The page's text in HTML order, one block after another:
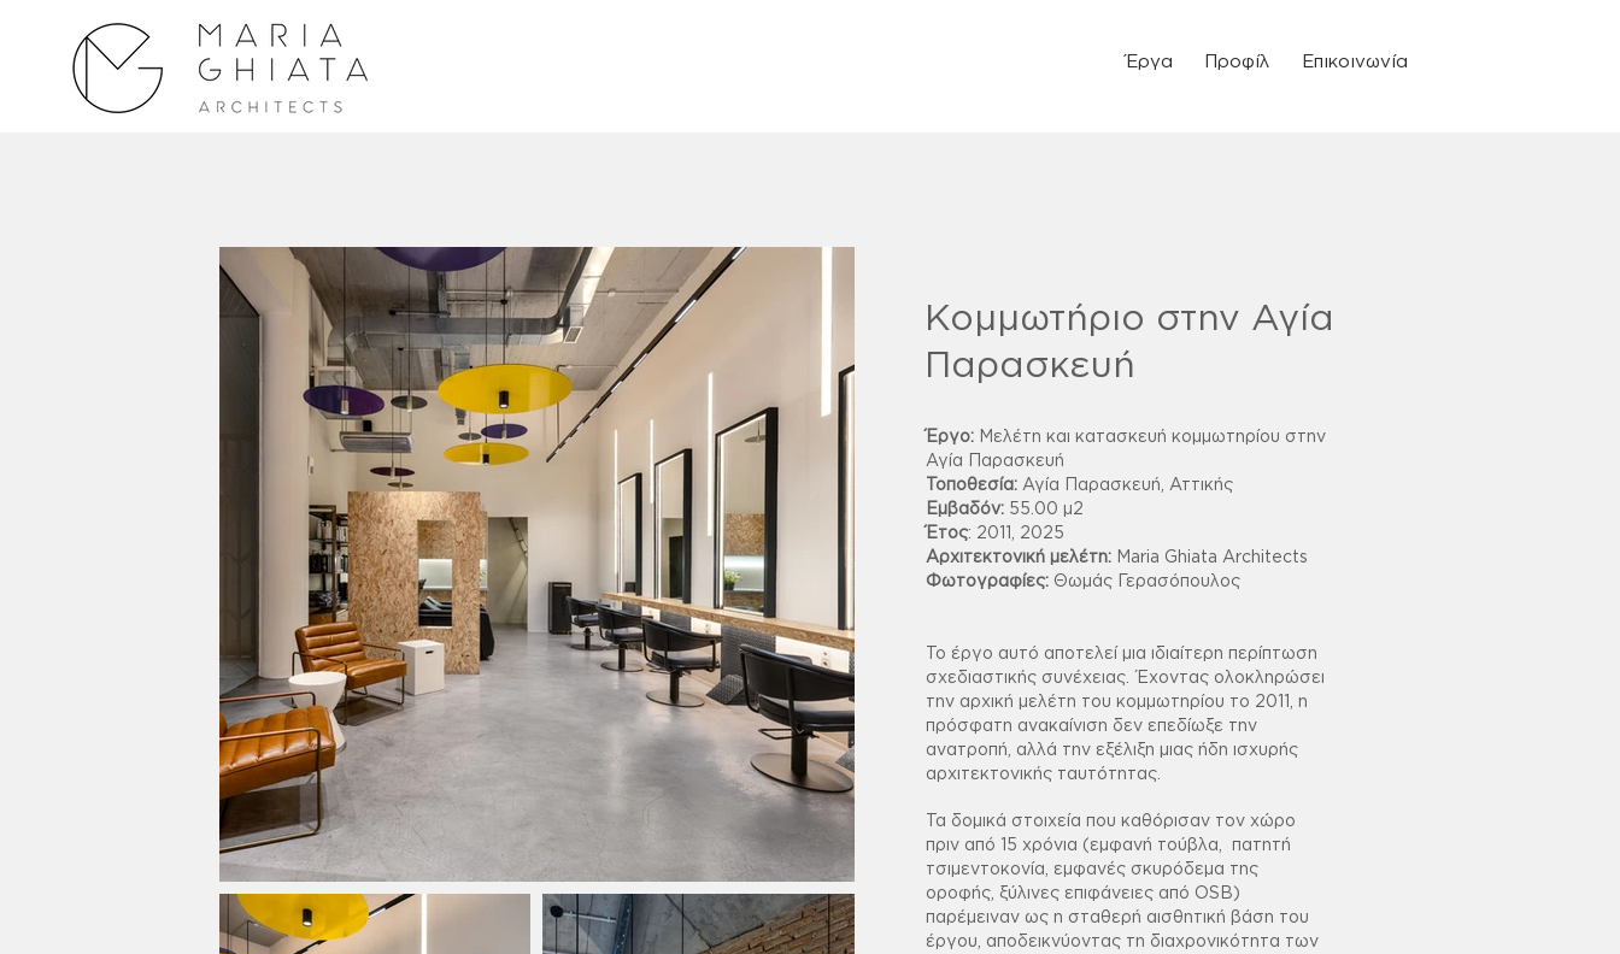
Έργα Προφίλ Επικοινωνία
Κομμωτήριο στην Αγία
Παρασκευή
Έργο: Μελέτη και κατασκευή κομμωτηρίου στην
Αγία Παρασκευή
Τοποθεσία: Αγία Παρασκευή, Αττικής
Εμβαδόν: 55.00 μ2
Έτος: 2011, 2025
Αρχιτεκτονική μελέτη: Maria Ghiata Architects
Φωτογραφίες: Θωμάς Γερασόπουλος
Το έργο αυτό αποτελεί μια ιδιαίτερη περίπτωση
σχεδιαστικής συνέχειας. Έχοντας ολοκληρώσει
την αρχική μελέτη του κομμωτηρίου το 2011, η
πρόσφατη ανακαίνιση δεν επεδίωξε την
ανατροπή, αλλά την εξέλιξη μιας ήδη ισχυρής
αρχιτεκτονικής ταυτότητας.
Τα δομικά στοιχεία που καθόρισαν τον χώρο
πριν από 15 χρόνια (εμφανή τούβλα, πατητή
τσιμεντοκονία, εμφανές σκυρόδεμα της
οροφής, ξύλινες επιφάνειες από OSB)
παρέμειναν ως η σταθερή αισθητική βάση του
έργου, αποδεικνύοντας τη διαχρονικότητα των